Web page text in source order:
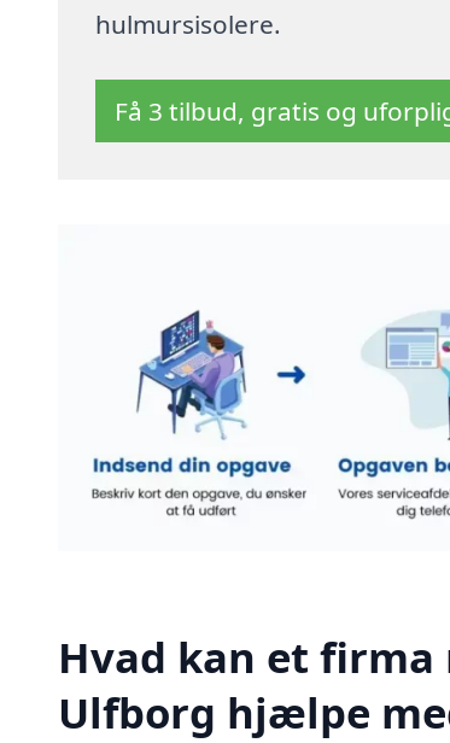
hulmursisolere.
Få 3 tilbud, gratis og
Hvad kan et
Ulfborg hjælpe